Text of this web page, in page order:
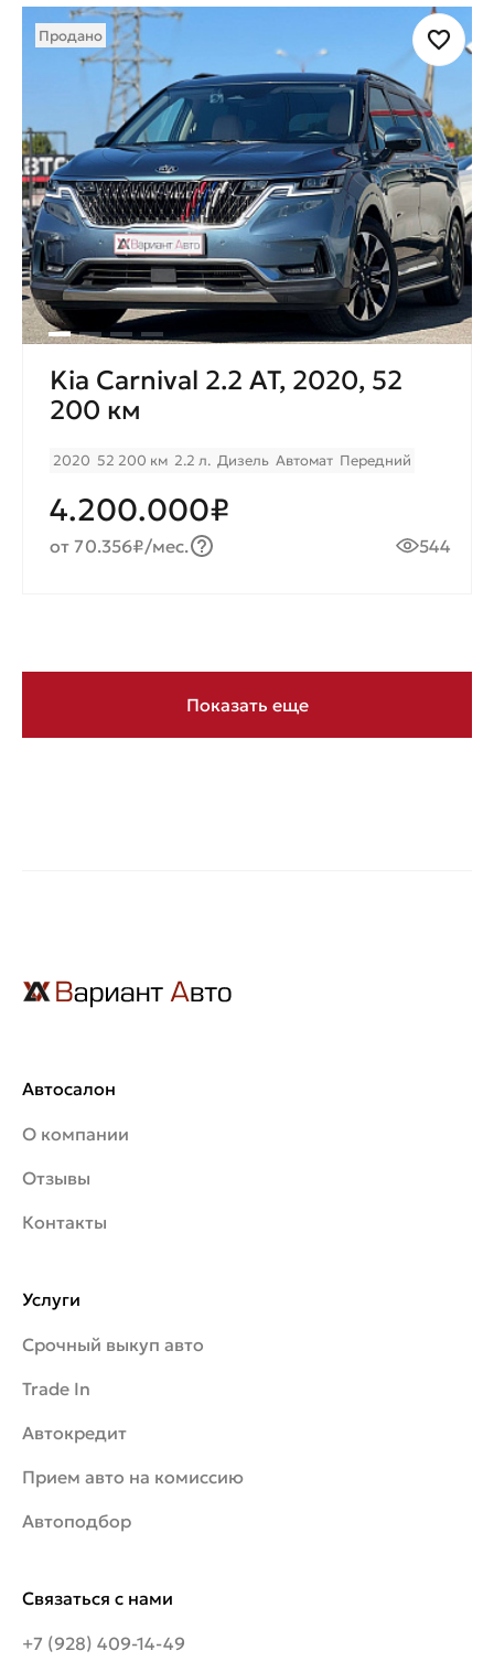
Продано
Kia Carnival 2.2 AT, 2020, 52
200 км
2020 52 200 км 2.2 л. Дизель Автомат Передний
4.200.000₽
от 70.356₽/мес. 544
Показать еще
Автосалон
О компании
Отзывы
Контакты
Связаться с нами
+7 (928) 409-14-49
Услуги
Срочный выкуп авто
Trade In
Автокредит
Прием авто на комиссию
Автоподбор